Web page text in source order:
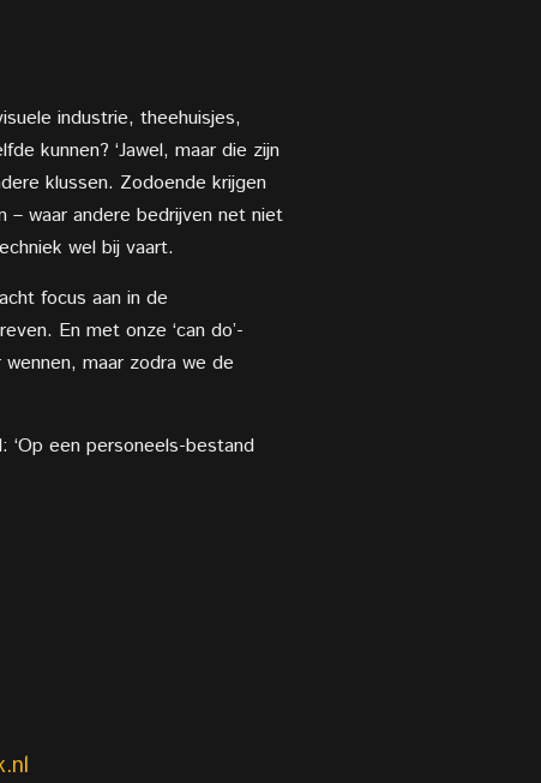
industrie, theehuisjes,
kunnen? ‘Jawel, maar die zijn
klussen. Zodoende krijgen
– waar andere bedrijven net niet
wel bij vaart.
focus aan in de
En met onze ‘can do’-
maar zodra we de
een personeels-bestand